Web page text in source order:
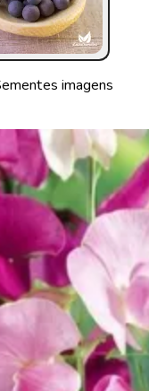
imagens